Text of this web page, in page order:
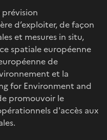
prévision
d’exploiter, de façon
et mesures in situ,
spatiale européenne
de
et la
for Environment and
promouvoir le
d'accès aux